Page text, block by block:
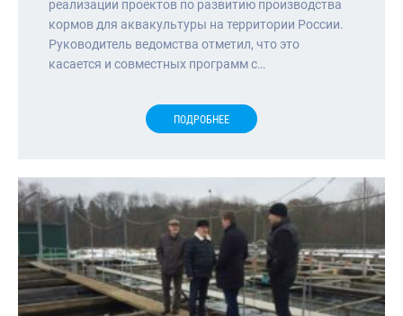
реализации проектов по развитию производства
кормов для аквакультуры на территории России.
Руководитель ведомства отметил, что это
касается и совместных программ с…
ПОДРОБНЕЕ